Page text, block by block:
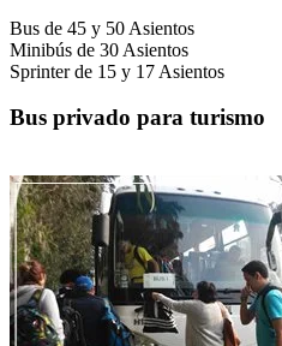
Bus de 45 y 50 Asientos
Minibús de 30 Asientos
Sprinter de 15 y 17 Asientos
Bus privado para turismo